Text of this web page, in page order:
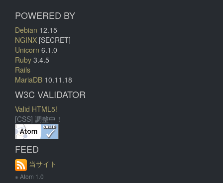
POWERED BY
Debian 12.15
NGINX [SECRET]
Unicorn 6.1.0
Ruby 3.4.5
Rails
MariaDB 10.11.18
W3C VALIDATOR
Valid HTML5!
[CSS] 調整中！
FEED
当サイト
※ Atom 1.0